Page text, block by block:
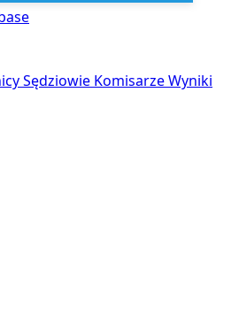
Sędziowie KomisarzeWyniki